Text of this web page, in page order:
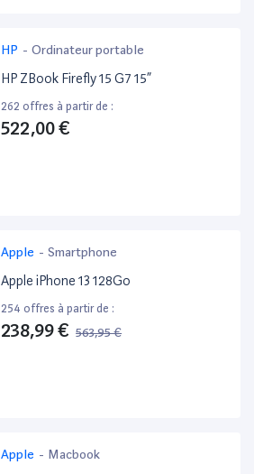
HP - Ordinateur portable
HP ZBook Firefly 15 G7 15”
262 offres à partir de :
522,00 €
Apple - Smartphone
Apple iPhone 13 128Go
254 offres à partir de :
238,99 € 563,95 €
Apple - Macbook